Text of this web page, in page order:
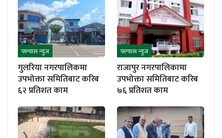
फ्ल्यास न्युज
गुलरिया नगरपालिकमा
उपभोक्ता समितिबाट करिब
६२ प्रतिशत काम
फ्ल्यास न्युज
राजापुर नगरपालिकामा
उपभोक्ता समितिबाट करिब
७६ प्रतिशत काम